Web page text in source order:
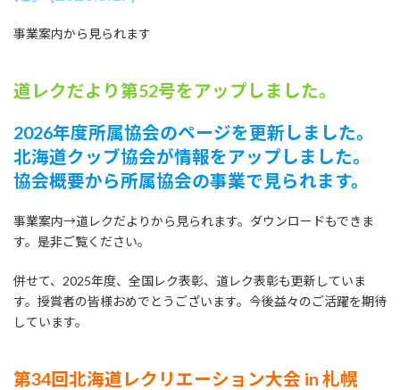
事業案内から見られます
道レクだより第52号をアップしました。
2026年度所属協会のページを更新しました。
北海道クッブ協会が情報をアップしました。
協会概要から所属協会の事業で見られます。
事業案内→道レクだよりから見られます。ダウンロードもできま
す。是非ご覧ください。
併せて、2025年度、全国レク表彰、道レク表彰も更新していま
す。授賞者の皆様おめでとうございます。今後益々のご活躍を期待
しています。
第34回北海道レクリエーション大会 in 札幌